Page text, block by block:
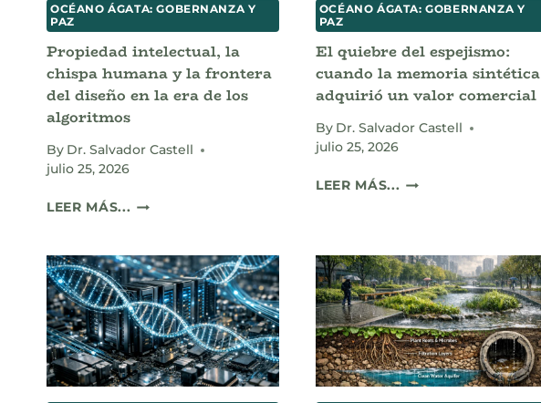
OCÉANO ÁGATA: GOBERNANZA Y
PAZ
Propiedad intelectual, la
chispa humana y la frontera
del diseño en la era de los
algoritmos
By Dr. Salvador Castell
julio 25, 2026
LEER MÁS... PROPIEDAD
CHISPA
HUMANA
Y
LA
FRONTERA
DEL
DISEÑO
OCÉANO ÁGATA: GOBERNANZA Y
PAZ
El quiebre del espejismo:
cuando la memoria sintética
adquirió un valor comercial
By Dr. Salvador Castell
julio 25, 2026
LEER MÁS... EL
CUANDO
LA
MEMORIA
SINTÉTICA
ADQUIRIÓ
UN
VALOR
COMERCIAL